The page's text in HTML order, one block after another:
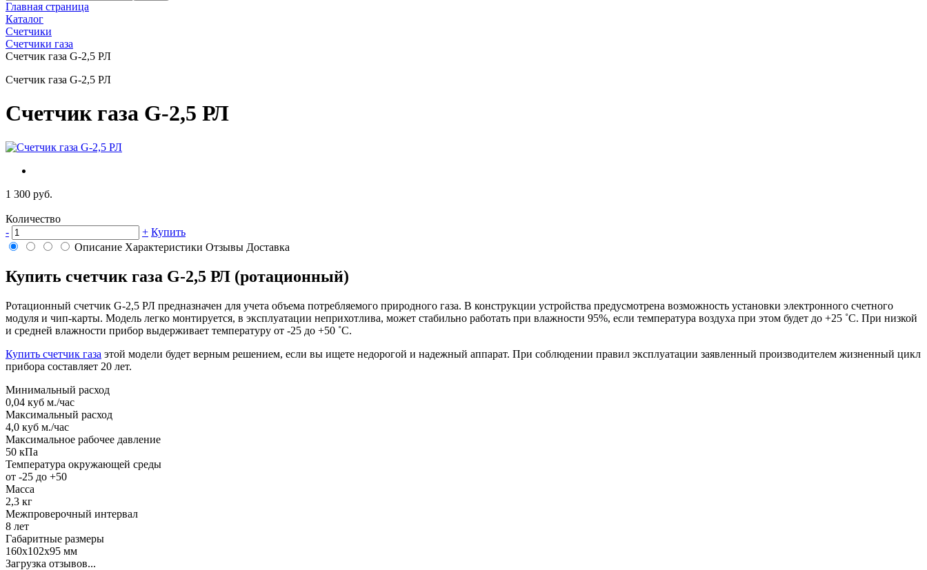
Главная страница
Каталог
Счетчики
Счетчики газа
Счетчик газа G-2,5 РЛ
Счетчик газа G-2,5 РЛ
Счетчик газа G-2,5 РЛ
1 300 руб.
Количество
-
+ Купить
Описание Характеристики Отзывы Доставка
Купить счетчик газа G-2,5 РЛ (ротационный)
Ротационный счетчик G-2,5 РЛ предназначен для учета объема потребляемого природного газа. В конструкции устройства предусмотрена возможность установки электронного счетного
модуля и чип-карты. Модель легко монтируется, в эксплуатации неприхотлива, может стабильно работать при влажности 95%, если температура воздуха при этом будет до +25 ˚C. При низкой
и средней влажности прибор выдерживает температуру от -25 до +50 ˚C.
Купить счетчик газа этой модели будет верным решением, если вы ищете недорогой и надежный аппарат. При соблюдении правил эксплуатации заявленный производителем жизненный цикл
прибора составляет 20 лет.
Минимальный расход
0,04 куб м./час
Максимальный расход
4,0 куб м./час
Максимальное рабочее давление
50 кПа
Температура окружающей среды
от -25 до +50
Масса
2,3 кг
Межпроверочный интервал
8 лет
Габаритные размеры
160х102х95 мм
Загрузка отзывов...